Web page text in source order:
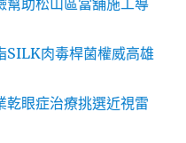
幫助松山區當舖施工導
SILK肉毒桿菌權威高雄
乾眼症治療挑選近視雷